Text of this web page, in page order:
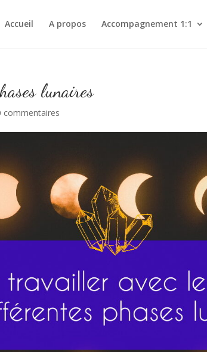
Accueil A propos Accompagnement 1:1
lunaires
commentaires